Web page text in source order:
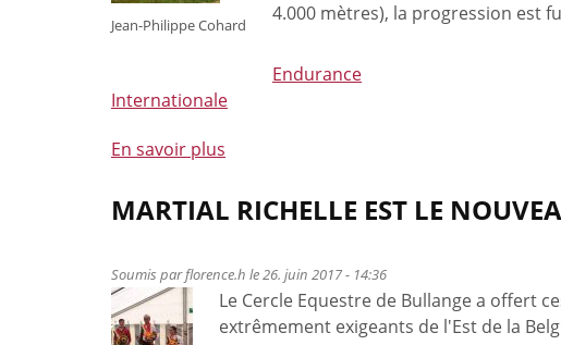
Jean-Philippe Cohard
4.000 mètres), la progression est
Endurance
Internationale
En savoir plus
de
Jean-
Cohard,
vainqueur
de
MARTIAL RICHELLE EST LE
Soumis parflorence.h le 26. juin 2017 - 14:36
Le Cercle Equestre de Bullange a offert
extrêmement exigeants de l'Est de la